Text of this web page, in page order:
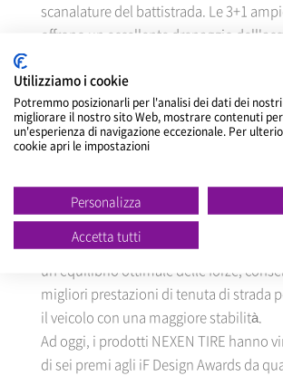
scanalature del battistrada. Le 3+1
offrono un eccellente drenaggio
scanalature laterali 3D create dalla
tecnologia ingegneristica dei blocchi
le scanalature principali contribuendo
spazio di arresto in frenata con una
NEXEN TIRE ha anche incorporato 3
irrobustiscono il disegno e migliorano le
di tenuta di strada. La tassellatura
un equilibrio ottimale delle forze,
migliori prestazioni di tenuta di strada
il veicolo con una maggiore stabilità.
Ad oggi, i prodotti NEXEN TIRE hanno
di sei premi agli iF Design Awards da
Utilizziamo i cookie
Potremmo posizionarli per l'analisi dei dati dei
migliorare il nostro sito Web, mostrare contenuti
un'esperienza di navigazione eccezionale. Per
cookie apri le impostazioni
Personalizza
Accetta tutti